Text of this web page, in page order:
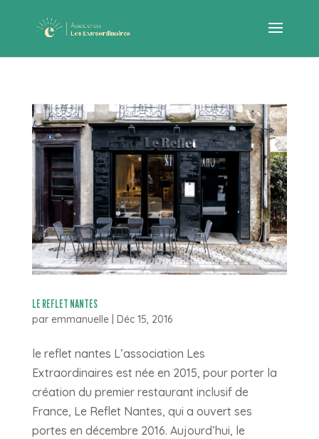
LE REFLET NANTES
par emmanuelle| Déc 15, 2016
le reflet nantes L’association Les
Extraordinaires est née en 2015, pour porter la
création du premier restaurant inclusif de
France, Le Reflet Nantes, qui a ouvert ses
portes en décembre 2016. Aujourd’hui, le